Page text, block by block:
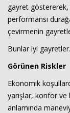
gayret göstererek,
performansı
çevirmenin
Bunlar iyi
Görünen Riskler
Ekonomik
yarışlar, konfor ve
anlamında